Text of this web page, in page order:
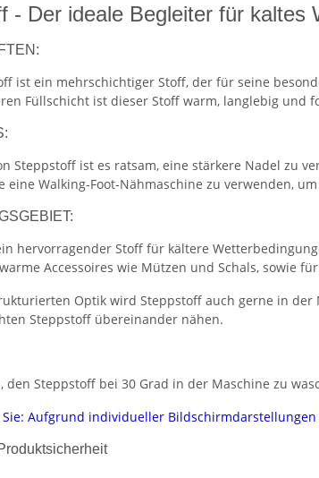
- Der ideale Begleiter für kaltes
ist ein mehrschichtiger Stoff, der für seine
Füllschicht ist dieser Stoff warm, langlebig und
Steppstoff ist es ratsam, eine stärkere Nadel zu
eine Walking-Foot-Nähmaschine zu verwenden,
hervorragender Stoff für kältere
Accessoires wie Mützen und Schals, sowie
Optik wird Steppstoff auch gerne in
Steppstoff übereinander nähen.
den Steppstoff bei 30 Grad in der Maschine zu
Aufgrund individueller